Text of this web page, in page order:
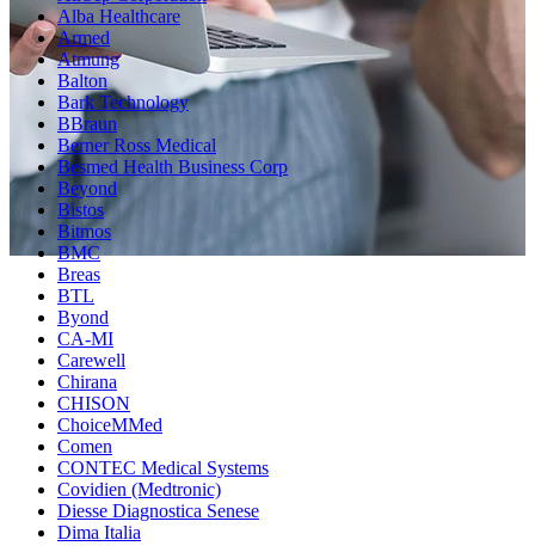
Alba Healthcare
Armed
Atmung
Balton
Bark Technology
BBraun
Berner Ross Medical
Besmed Health Business Corp
Beyond
Bistos
Bitmos
BMC
Breas
BTL
Byond
CA-MI
Carewell
Chirana
CHISON
ChoiceMMed
Comen
CONTEC Medical Systems
Covidien (Medtronic)
Diesse Diagnostica Senese
Dima Italia